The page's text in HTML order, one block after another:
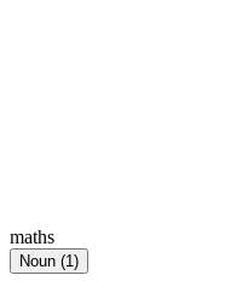
maths
Noun (1)